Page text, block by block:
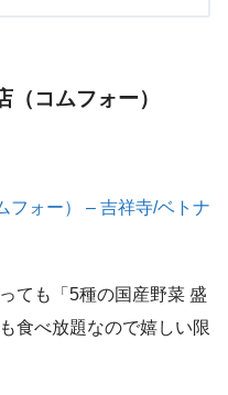
コムフォー）
フォー） – 吉祥寺/ベトナ
ても「5種の国産野菜 盛
食べ放題なので嬉しい限